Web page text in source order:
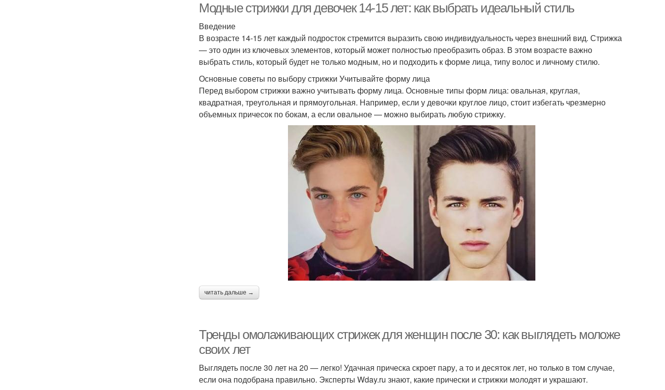
Модные стрижки для девочек 14-15 лет: как выбрать идеальный стиль
Введение
В возрасте 14-15 лет каждый подросток стремится выразить свою индивидуальность через внешний вид. Стрижка
— это один из ключевых элементов, который может полностью преобразить образ. В этом возрасте важно
выбрать стиль, который будет не только модным, но и подходить к форме лица, типу волос и личному стилю.
Основные советы по выбору стрижки Учитывайте форму лица
Перед выбором стрижки важно учитывать форму лица. Основные типы форм лица: овальная, круглая,
квадратная, треугольная и прямоугольная. Например, если у девочки круглое лицо, стоит избегать чрезмерно
объемных причесок по бокам, а если овальное — можно выбирать любую стрижку.
читать дальше →
Тренды омолаживающих стрижек для женщин после 30: как выглядеть моложе
своих лет
Выглядеть после 30 лет на 20 — легко! Удачная прическа скроет пару, а то и десяток лет, но только в том случае,
если она подобрана правильно. Эксперты Wday.ru знают, какие прически и стрижки молодят и украшают.